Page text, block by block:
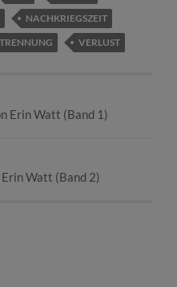
NACHKRIEGSZEIT
TRENNUNG VERLUST
Erin Watt (Band 1)
Erin Watt (Band 2)